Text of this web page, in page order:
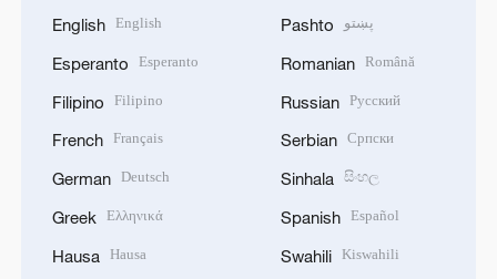
English English
Esperanto Esperanto
Filipino Filipino
French Français
German Deutsch
Greek Ελληνικά
Hausa Hausa
Pashto پښتو
Romanian Română
Russian Русский
Serbian Српски
Sinhala සිංහල
Spanish Español
Swahili Kiswahili